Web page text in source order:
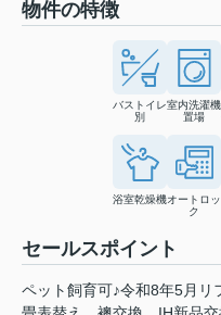
物件の特徴
バストイレ
別
室内洗濯機
置場
浴室乾燥機オートロッ
ク
セールスポイント
ペット飼育可♪令和8年5月リ